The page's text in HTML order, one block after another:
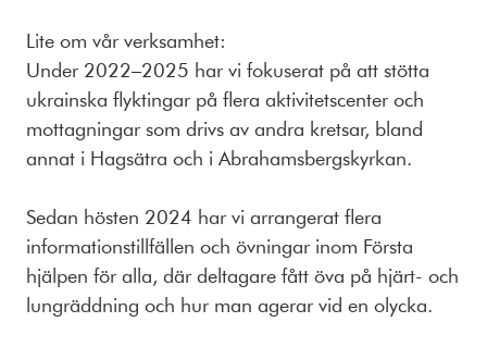
Lite om vår verksamhet:
Under 2022–2025 har vi fokuserat på att stötta
ukrainska flyktingar på flera aktivitetscenter och
mottagningar som drivs av andra kretsar, bland
annat i Hagsätra och i Abrahamsbergskyrkan.
Sedan hösten 2024 har vi arrangerat flera
informationstillfällen och övningar inom Första
hjälpen för alla, där deltagare fått öva på hjärt- och
lungräddning och hur man agerar vid en olycka.